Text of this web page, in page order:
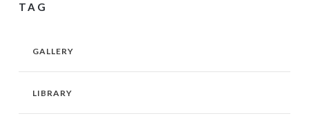
TAG
GALLERY
LIBRARY